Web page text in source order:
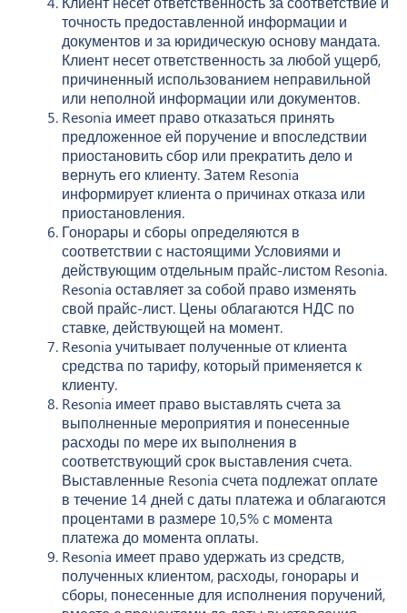
точность предоставленной информации и
документов и за юридическую основу мандата.
Клиент несет ответственность за любой ущерб,
причиненный использованием неправильной
или неполной информации или документов.
Resonia имеет право отказаться принять
предложенное ей поручение и впоследствии
приостановить сбор или прекратить дело и
вернуть его клиенту. Затем Resonia
информирует клиента о причинах отказа или
приостановления.
Гонорары и сборы определяются в
соответствии с настоящими Условиями и
действующим отдельным прайс-листом Resonia.
Resonia оставляет за собой право изменять
свой прайс-лист. Цены облагаются НДС по
ставке, действующей на момент.
Resonia учитывает полученные от клиента
средства по тарифу, который применяется к
клиенту.
Resonia имеет право выставлять счета за
выполненные мероприятия и понесенные
расходы по мере их выполнения в
соответствующий срок выставления счета.
Выставленные Resonia счета подлежат оплате
в течение 14 дней с даты платежа и облагаются
процентами в размере 10,5% с момента
платежа до момента оплаты.
Resonia имеет право удержать из средств,
полученных клиентом, расходы, гонорары и
сборы, понесенные для исполнения поручений,